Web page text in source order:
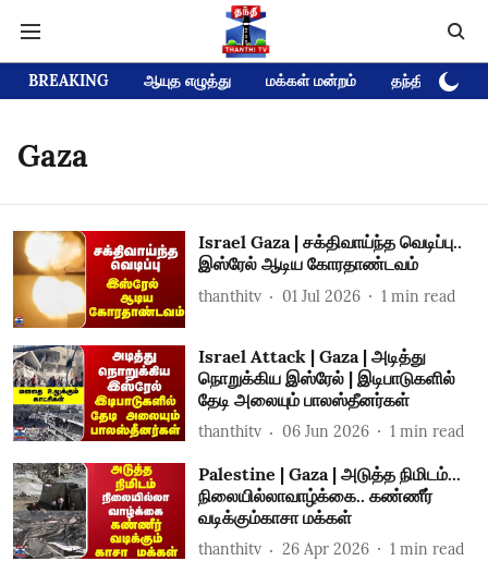
BREAKING ஆயுத எழுத்து மக்கள் மன்றம் தந்தி டிவி
Gaza
Israel Gaza | சக்திவாய்ந்த வெடிப்பு..
இஸ்ரேல் ஆடிய கோரதாண்டவம்
thanthitv 01 Jul 2026 1 min read
Israel Attack | Gaza | அடித்து
நொறுக்கிய இஸ்ரேல் | இடிபாடுகளில்
தேடி அலையும் பாலஸ்தீனர்கள்
thanthitv 06 Jun 2026 1 min read
Palestine | Gaza | அடுத்த நிமிடம்...
நிலையில்லாவாழ்க்கை.. கண்ணீர்
வடிக்கும்காசா மக்கள்
thanthitv 26 Apr 2026 1 min read